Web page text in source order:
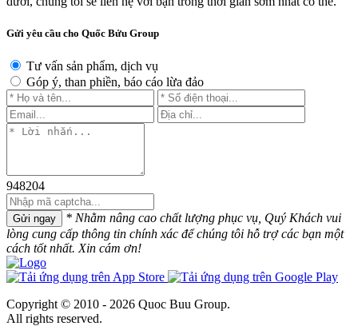
Gửi yêu cầu cho Quốc Bửu Group
Tư vấn sản phẩm, dịch vụ
Góp ý, than phiền, báo cáo lừa đảo
948204
Gửi ngay
* Nhằm nâng cao chất lượng phục vụ, Quý Khách vui
lòng cung cấp thông tin chính xác để chúng tôi hỗ trợ các bạn một
cách tốt nhất. Xin cám ơn!
Copyright © 2010 - 2026 Quoc Buu Group.
All rights reserved.